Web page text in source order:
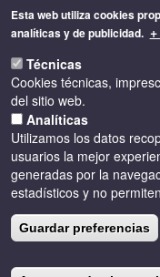
Esta web utiliza cookies
analíticas y de publicidad.
Técnicas
Cookies técnicas,
del sitio web.
Analíticas
Utilizamos los datos
usuarios la mejor
generadas por la
estadísticos y no
Guardar preferencias
Pasar
principal